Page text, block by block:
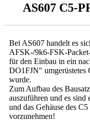
AS607 C5-
Bei AS607 handelt es
AFSK-/9k6-FSK-
für den Einbau in ein
DO1FJN" umgerüstetes
wurde.
Zum Aufbau des
auszuführen und es
und das Gehäuse des
vorzunehmen!